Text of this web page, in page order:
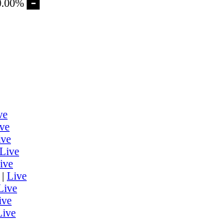
Live
| Live